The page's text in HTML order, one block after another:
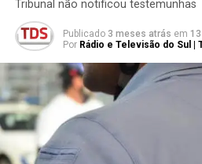
Tribunal não notificou testemunhas
Publicado 3 meses atrás em
Por Rádio e Televisão do Sul |